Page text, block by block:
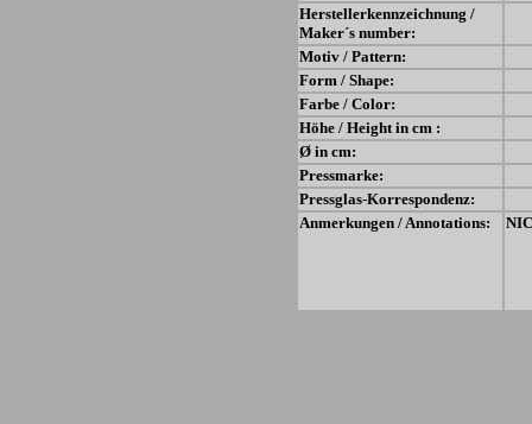
Herstellerkennzeichnung /
Maker´s number:
Motiv / Pattern:
Form / Shape:
Farbe / Color:
Höhe / Height in cm :
Ø in cm:
Pressmarke:
Pressglas-Korrespondenz:
Anmerkungen / Annotations: